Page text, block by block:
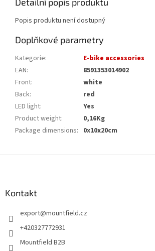
Popis produktu není dostupný
Doplňkové parametry
Kategorie:
E-bike accessories
EAN:
8591353014902
Front:
white
Back:
red
LED light:
Yes
Product weight:
0,16Kg
Package dimensions: 0x10x20cm
Kontakt
export@mountfield.cz
+420327772931
Mountfield B2B